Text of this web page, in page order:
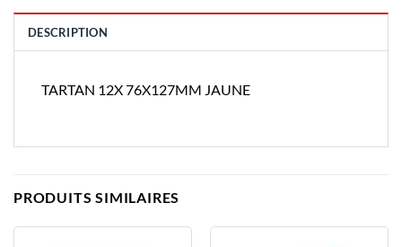
DESCRIPTION
TARTAN 12X 76X127MM JAUNE
PRODUITS SIMILAIRES